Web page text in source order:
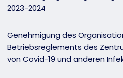
2023-2024
Genehmigung des
Betriebsreglements des
von Covid-19 und anderen